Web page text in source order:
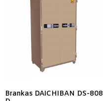
Brankas DAICHIBAN DS-808